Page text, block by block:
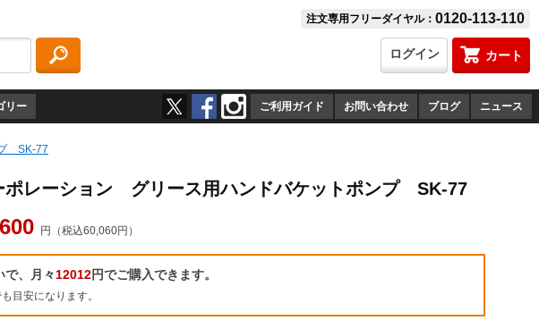
注文専用フリーダイヤル： 0120-113-110
カート
ログイン
リー ご利用ガイド お問い合わせ ブログ ニュース
SK-77
ポレーション グリース用ハンドバケットポンプ SK-77
円（税込60,060円）
で、月々12012円でご購入できます。
目安になります。